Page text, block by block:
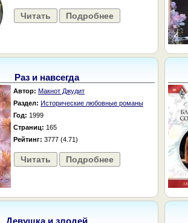
Читать Подробнее
Раз и навсегда
Автор: Макнот Джудит
Раздел: Исторические любовные романы
Год: 1999
Страниц: 165
Рейтинг: 3777 (4.71)
Читать Подробнее
Девушка и злодей